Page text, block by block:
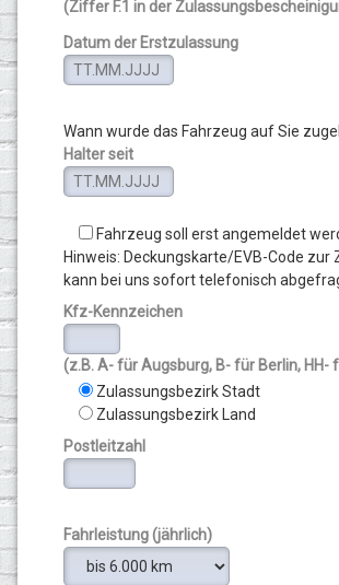
(Ziffer F.1 in der
Datum der Erstzulassung
Wann wurde das Fahrzeug auf Sie
Halter seit
Fahrzeug soll erst angemeldet
Hinweis: Deckungskarte/EVB-Code zur
kann bei uns sofort telefonisch
Kfz-Kennzeichen
(z.B. A- für Augsburg, B- für Berlin, HH-
Zulassungsbezirk Stadt
Zulassungsbezirk Land
Postleitzahl
Fahrleistung (jährlich)